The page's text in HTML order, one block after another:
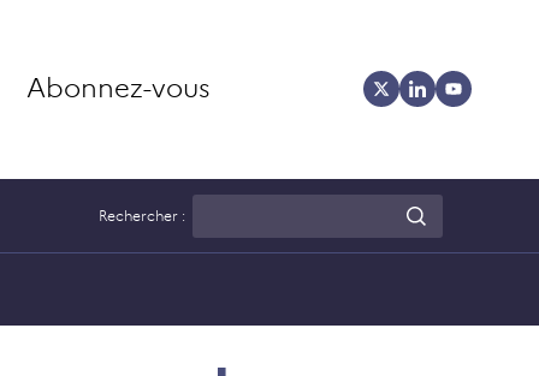
Abonnez-vous
Rechercher :